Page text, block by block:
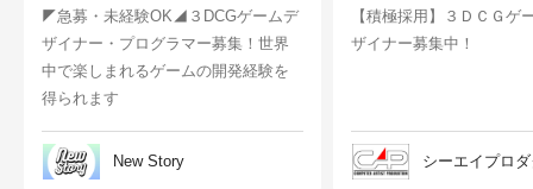
◤急募・未経験OK◢３DCGゲームデ
ザイナー・プログラマー募集！世界
中で楽しまれるゲームの開発経験を
得られます
New Story
【積極採用】３ＤＣＧゲ
ザイナー募集中！
シーエイプロ